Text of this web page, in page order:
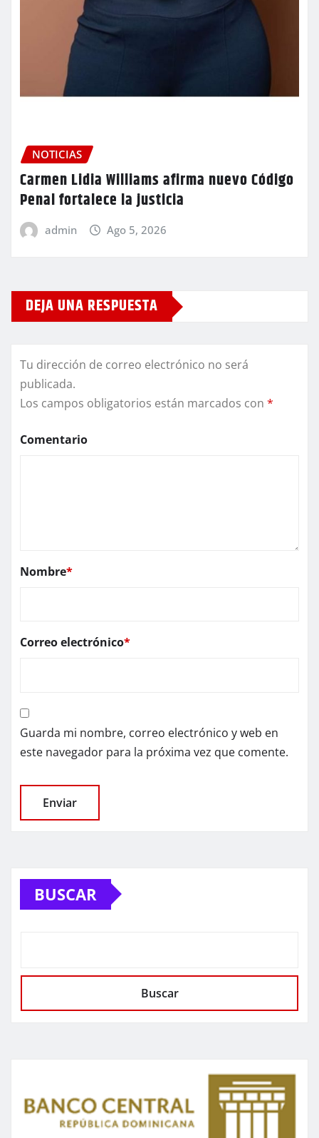
NOTICIAS
Carmen Lidia Williams afirma nuevo Código
Penal fortalece la justicia
admin Ago 5, 2026
DEJA UNA RESPUESTA
Tu dirección de correo electrónico no será
publicada.
Los campos obligatorios están marcados con *
Comentario
Nombre*
Correo electrónico*
Guarda mi nombre, correo electrónico y web en
este navegador para la próxima vez que comente.
BUSCAR
Buscar